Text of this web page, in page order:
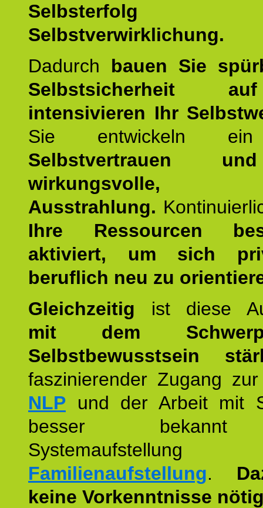
Selbstverwirklichung.
Dadurch bauen Sie
Selbstsicherheit
intensivieren Ihr
Sie entwickeln ein
Selbstvertrauen
wirkungsvolle,
Ausstrahlung.
Ihre Ressourcen
aktiviert, um sich
beruflich neu zu
Gleichzeitig ist diese
mit dem
Selbstbewusstsein
faszinierender Zugang
NLP und der Arbeit mit
besser
Familienaufstellung.
keine Vorkenntnisse